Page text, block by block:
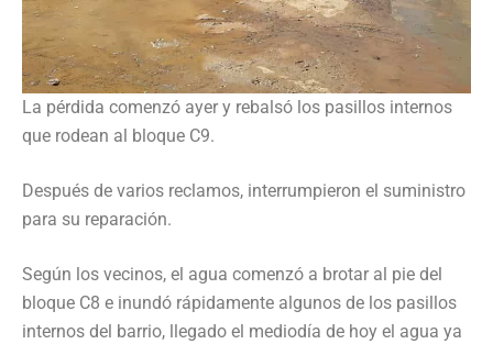
La pérdida comenzó ayer y rebalsó los pasillos internos
que rodean al bloque C9.
Después de varios reclamos, interrumpieron el suministro
para su reparación.
Según los vecinos, el agua comenzó a brotar al pie del
bloque C8 e inundó rápidamente algunos de los pasillos
internos del barrio, llegado el mediodía de hoy el agua ya